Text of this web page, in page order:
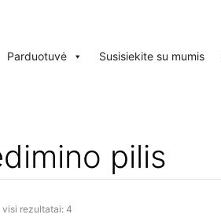
Parduotuvė Susisiekite su mumis
pilis
visi rezultatai: 4